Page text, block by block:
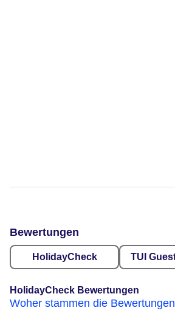
Bewertungen
HolidayCheck TUI
HolidayCheck Bewertungen
Woher stammen die